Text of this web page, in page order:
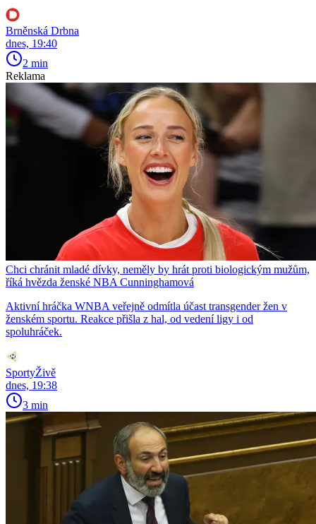
Brněnská Drbna
dnes, 19:40
2 min
Reklama
Chci chránit mladé dívky, neměly by hrát proti biologickým mužům,
říká hvězda ženské NBA Cunninghamová
Aktivní hráčka WNBA veřejně odmítla účast transgender žen v
ženském sportu. Reakce přišla z hal, od vedení ligy i od
spoluhráček.
SportyŽivě
dnes, 19:38
3 min